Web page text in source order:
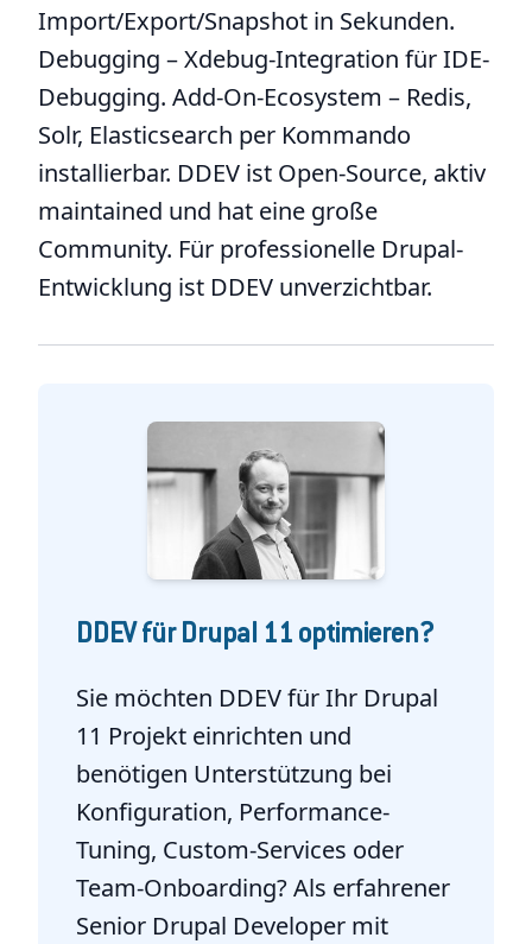
Import/Export/Snapshot in Sekunden.
Debugging – Xdebug-Integration für IDE-
Debugging. Add-On-Ecosystem – Redis,
Solr, Elasticsearch per Kommando
installierbar. DDEV ist Open-Source, aktiv
maintained und hat eine große
Community. Für professionelle Drupal-
Entwicklung ist DDEV unverzichtbar.
DDEV für Drupal 11 optimieren?
Sie möchten DDEV für Ihr Drupal
11 Projekt einrichten und
benötigen Unterstützung bei
Konfiguration, Performance-
Tuning, Custom-Services oder
Team-Onboarding? Als erfahrener
Senior Drupal Developer mit